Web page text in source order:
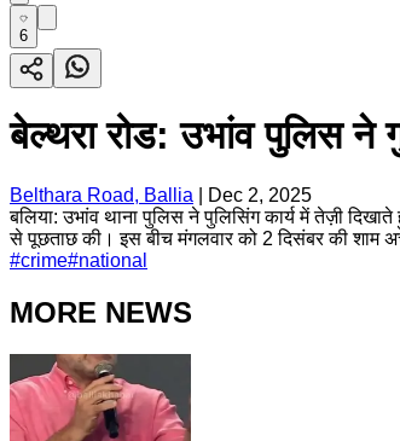
6
बेल्थरा रोड: उभांव पुलिस
Belthara Road, Ballia
Dec 2, 2025
बलिया: उभांव थाना पुलिस ने पुलिसिंग कार्य में तेज़ी
से पूछताछ की। इस बीच मंगलवार को 2 दिसंबर की शाम
#crime#national
MORE NEWS